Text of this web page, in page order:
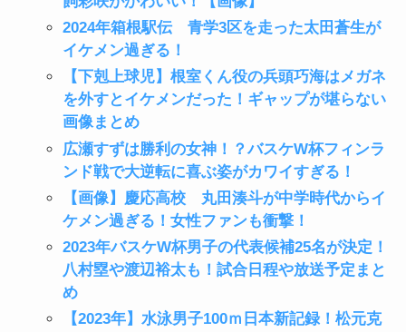
2024年箱根駅伝 青学3区を走った太田蒼生が
イケメン過ぎる！
【下剋上球児】根室くん役の兵頭巧海はメガネ
を外すとイケメンだった！ギャップが堪らない
画像まとめ
広瀬すずは勝利の女神！？バスケW杯フィンラ
ンド戦で大逆転に喜ぶ姿がカワイすぎる！
【画像】慶応高校 丸田湊斗が中学時代からイ
ケメン過ぎる！女性ファンも衝撃！
2023年バスケW杯男子の代表候補25名が決定！
八村塁や渡辺裕太も！試合日程や放送予定まと
め
【2023年】水泳男子100ｍ日本新記録！松元克